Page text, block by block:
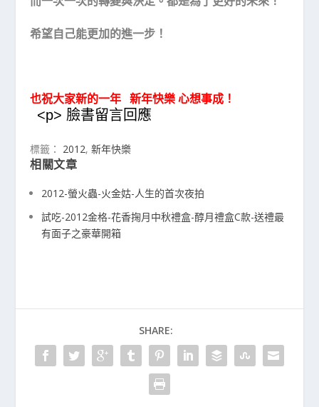
希望自己能更加的進一步！
也祝大家新的一年 新年快樂 心想事成！
<p> 臉書留言回應
標籤： 2012,新年快樂
相關文章
2012-螢火蟲-火金姑-人生的首次夜拍
試吃-2012金格-花香掬月中秋禮盒-醇月禮盒C款-送禮最
有面子之豪華開箱
SHARE: